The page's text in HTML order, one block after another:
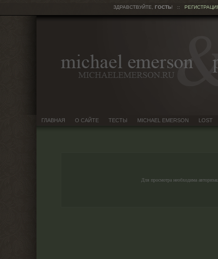
ЗДРАВСТВУЙТЕ,ГОСТЬ! ::
ГЛАВНАЯ О САЙТЕ ТЕСТЫ MICHAEL EMERSON LOST
Для просмотра необходима